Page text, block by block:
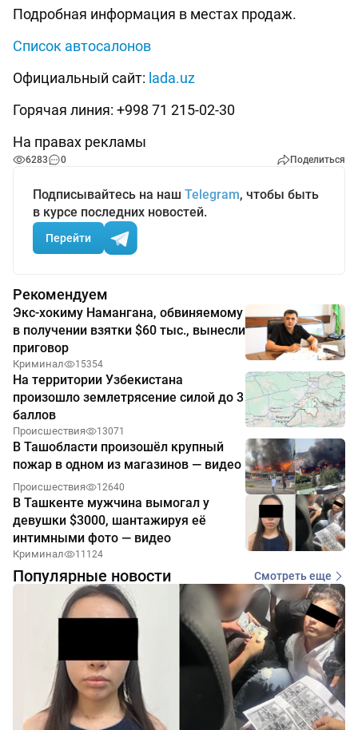
Подробная информация в местах продаж.
Список автосалонов
Официальный сайт: lada.uz
Горячая линия: +998 71 215-02-30
На правах рекламы
6283 0 Поделиться
Подписывайтесь на наш Telegram, чтобы быть
в курсе последних новостей.
Перейти
Рекомендуем
Экс-хокиму Намангана, обвиняемому
в получении взятки $60 тыс., вынесли
приговор
Криминал 15354
На территории Узбекистана
произошло землетрясение силой до 3
баллов
Происшествия 13071
В Ташобласти произошёл крупный
пожар в одном из магазинов — видео
Происшествия 12640
В Ташкенте мужчина вымогал у
девушки $3000, шантажируя её
интимными фото — видео
Криминал 11124
Популярные новости Смотреть еще